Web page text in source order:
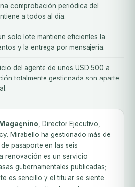
comprobación periódica del
a todos al día.
solo lote mantiene eficientes la
y la entrega por mensajería.
del agente de unos USD 500 a
totalmente gestionada son aparte
, Director Ejecutivo,
Mirabello ha gestionado más de
pasaporte en las seis
renovación es un servicio
gubernamentales publicadas;
es sencillo y el titular se siente